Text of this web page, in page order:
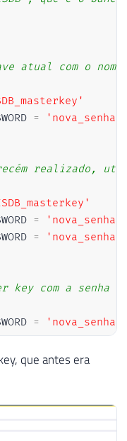
atual com o
=
'nova_senha'
realizado,
=
'nova_senha'
=
'nova_senha'
com a senha
=
'nova_senha'
que antes era